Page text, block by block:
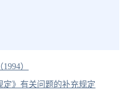
）
定》有关问题的补充规定